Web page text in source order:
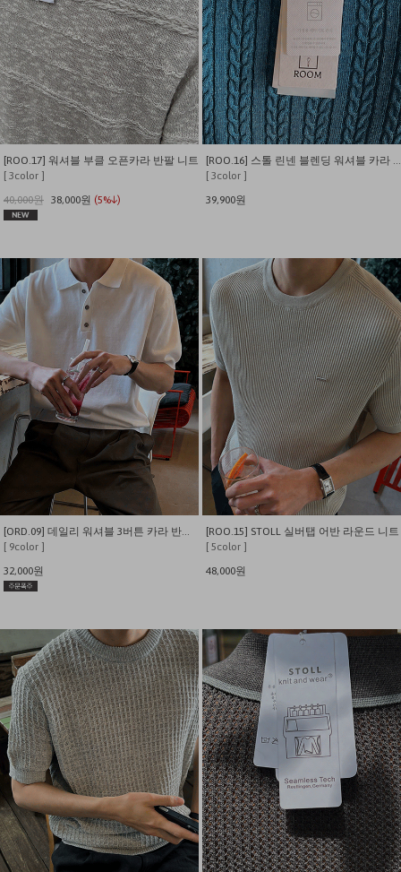
[ROO.17] 워셔블 부클 오픈카라 반팔 니트
[ 3color ]
40,000원 38,000원 (5%↓)
[ROO.16] 스톨 린넨 블렌딩 워셔블 카라 니트
[ 3color ]
39,900원
[ 9color ]
32,000원
[ROO.15] STOLL 실버탭 어반 라운드 니트
[ 5color ]
48,000원